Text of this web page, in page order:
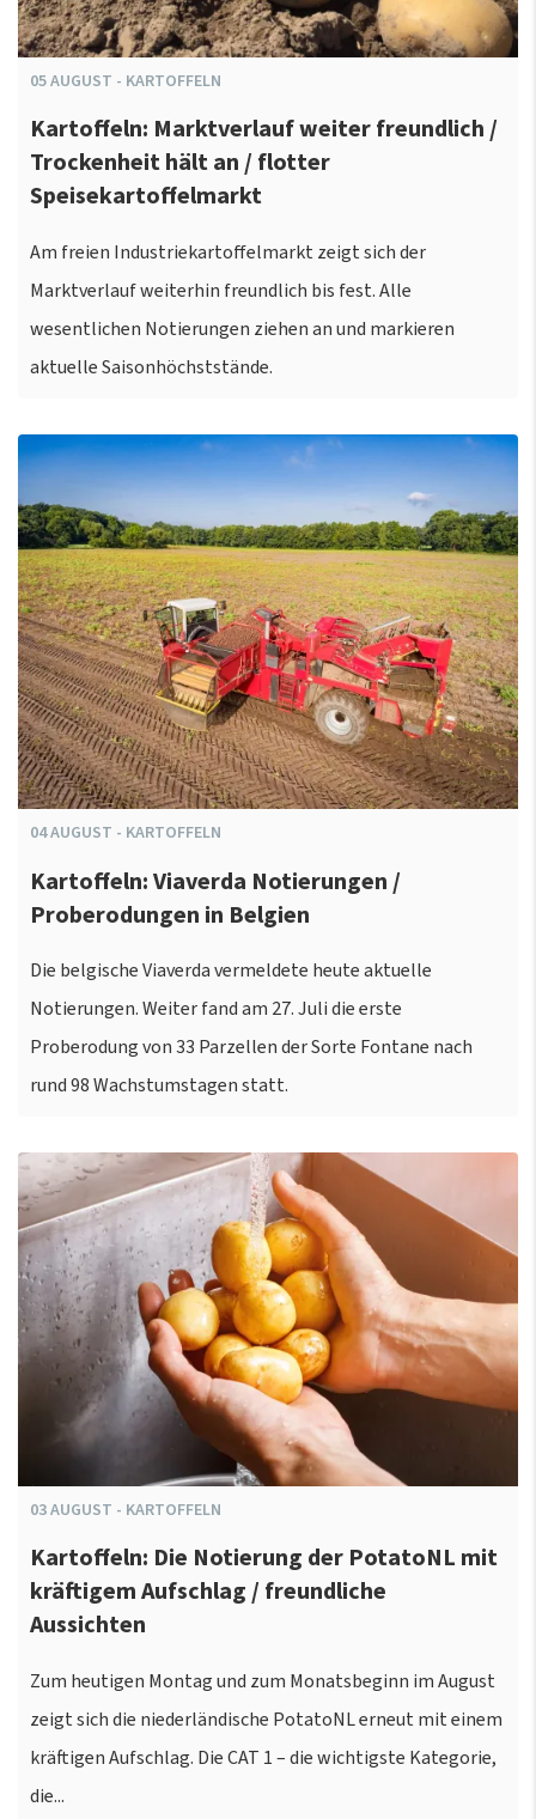
05AUGUST - KARTOFFELN
Kartoffeln: Marktverlauf weiter freundlich /
Trockenheit hält an / flotter
Speisekartoffelmarkt
Am freien Industriekartoffelmarkt zeigt sich der
Marktverlauf weiterhin freundlich bis fest. Alle
wesentlichen Notierungen ziehen an und markieren
aktuelle Saisonhöchststände.
04AUGUST - KARTOFFELN
Kartoffeln: Viaverda Notierungen /
Proberodungen in Belgien
Die belgische Viaverda vermeldete heute aktuelle
Notierungen. Weiter fand am 27. Juli die erste
Proberodung von 33 Parzellen der Sorte Fontane nach
rund 98 Wachstumstagen statt.
03AUGUST - KARTOFFELN
Kartoffeln: Die Notierung der PotatoNL mit
kräftigem Aufschlag / freundliche
Aussichten
Zum heutigen Montag und zum Monatsbeginn im August
zeigt sich die niederländische PotatoNL erneut mit einem
kräftigen Aufschlag. Die CAT 1 – die wichtigste Kategorie,
die...